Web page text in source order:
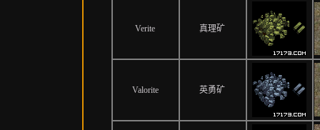
Verite 真理矿
Valorite 英勇矿